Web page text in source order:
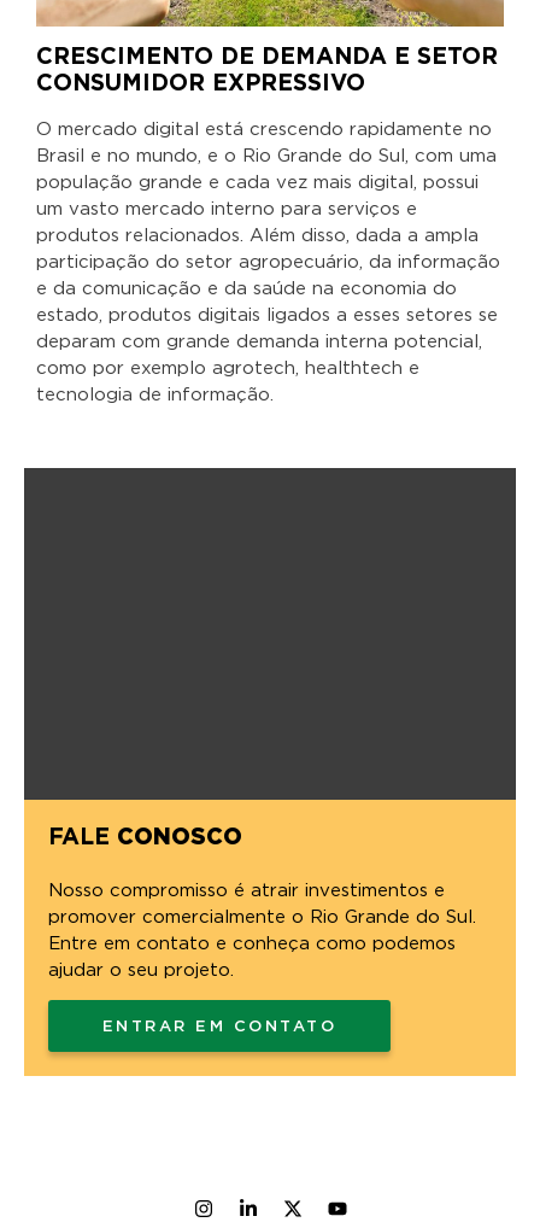
CRESCIMENTO DE DEMANDA E SETOR
CONSUMIDOR EXPRESSIVO
O mercado digital está crescendo rapidamente no
Brasil e no mundo, e o Rio Grande do Sul, com uma
população grande e cada vez mais digital, possui
um vasto mercado interno para serviços e
produtos relacionados. Além disso, dada a ampla
participação do setor agropecuário, da informação
e da comunicação e da saúde na economia do
estado, produtos digitais ligados a esses setores se
deparam com grande demanda interna potencial,
como por exemplo agrotech, healthtech e
tecnologia de informação.
FALE CONOSCO
Nosso compromisso é atrair investimentos e
promover comercialmente o Rio Grande do Sul.
Entre em contato e conheça como podemos
ajudar o seu projeto.
ENTRAR EM CONTATO